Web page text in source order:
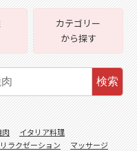
カテゴリー
から探す
検索
肉
イタリア料理
リラクゼーション
マッサージ